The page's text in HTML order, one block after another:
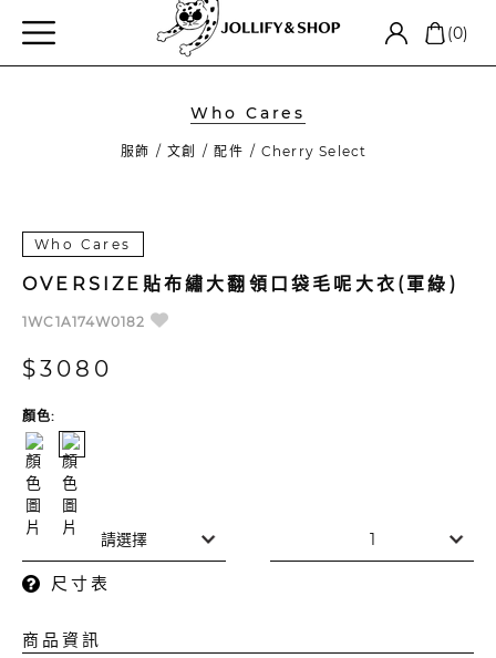
(0)
Who Cares
服飾 文創 配件 Cherry Select
Who Cares
OVERSIZE貼布繡大翻領口袋毛呢大衣(軍綠)
1WC1A174W0182
$3080
顏色:
尺寸表
商品資訊